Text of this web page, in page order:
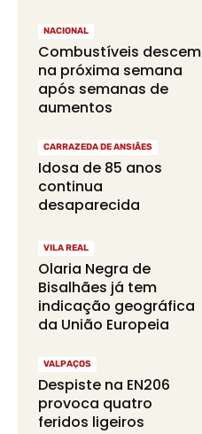
NACIONAL
Combustíveis descem
na próxima semana
após semanas de
aumentos
CARRAZEDA DE ANSIÃES
Idosa de 85 anos
continua
desaparecida
VILA REAL
Olaria Negra de
Bisalhães já tem
indicação geográfica
da União Europeia
VALPAÇOS
Despiste na EN206
provoca quatro
feridos ligeiros